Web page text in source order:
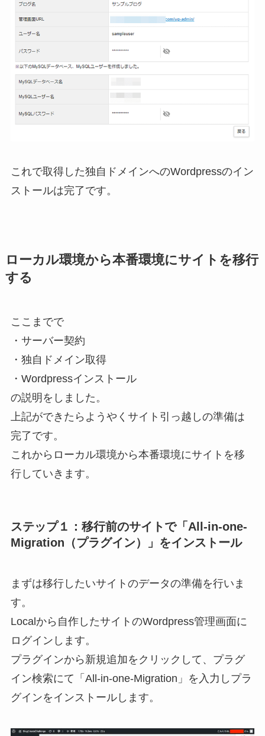
これで取得した独自ドメインへのWordpressのイン
ストールは完了です。
ローカル環境から本番環境にサイトを移行
する
ここまでで
・サーバー契約
・独自ドメイン取得
・Wordpressインストール
の説明をしました。
上記ができたらようやくサイト引っ越しの準備は
完了です。
これからローカル環境から本番環境にサイトを移
行していきます。
ステップ１：移行前のサイトで「All-in-one-
Migration（プラグイン）」をインストール
まずは移行したいサイトのデータの準備を行いま
す。
Localから自作したサイトのWordpress管理画面に
ログインします。
プラグインから新規追加をクリックして、プラグ
イン検索にて「All-in-one-Migration」を入力しプラ
グインをインストールします。